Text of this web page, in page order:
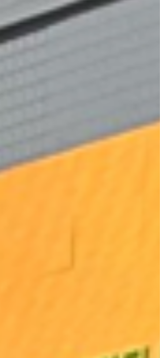
공적으로 추진될 수 있도록 최선을 다하겠습
니다. 지속가능하고 저탄소 사회를 향한 우리
의 공동 목표를 위해 함께 나아가겠습니다.